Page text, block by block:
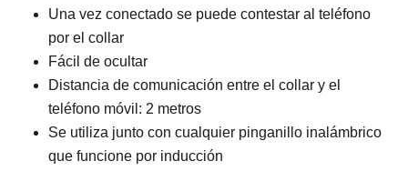
Una vez conectado se puede contestar al teléfono
por el collar
Fácil de ocultar
Distancia de comunicación entre el collar y el
teléfono móvil: 2 metros
Se utiliza junto con cualquier pinganillo inalámbrico
que funcione por inducción